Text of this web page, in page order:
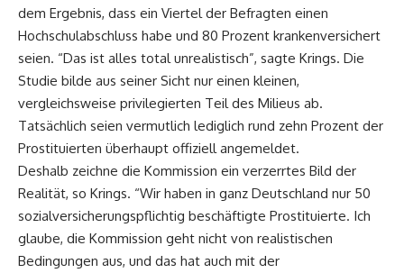
dem Ergebnis, dass ein Viertel der Befragten einen
Hochschulabschluss habe und 80 Prozent krankenversichert
seien. “Das ist alles total unrealistisch”, sagte Krings. Die
Studie bilde aus seiner Sicht nur einen kleinen,
vergleichsweise privilegierten Teil des Milieus ab.
Tatsächlich seien vermutlich lediglich rund zehn Prozent der
Prostituierten überhaupt offiziell angemeldet.
Deshalb zeichne die Kommission ein verzerrtes Bild der
Realität, so Krings. “Wir haben in ganz Deutschland nur 50
sozialversicherungspflichtig beschäftigte Prostituierte. Ich
glaube, die Kommission geht nicht von realistischen
Bedingungen aus, und das hat auch mit der